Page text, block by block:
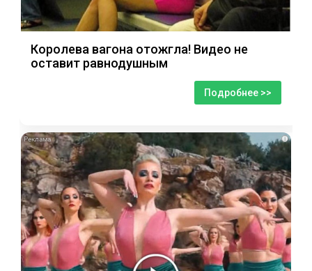
Королева вагона отожгла! Видео не
оставит равнодушным
Подробнее >>
i